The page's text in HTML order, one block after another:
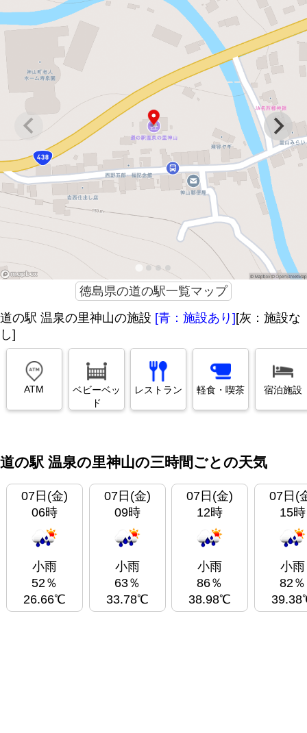
徳島県の道の駅一覧マップ
道の駅 温泉の里神山の施設 [青：施設あり][灰：施設な
し]
ATM
ベビーベッ
ド
レストラン 軽食・喫茶 宿泊施設
道の駅 温泉の里神山の三時間ごとの天気
07日(金)
06時
小雨
52％
26.66℃
07日(金)
09時
小雨
63％
33.78℃
07日(金)
12時
小雨
86％
38.98℃
07日(
15時
小雨
82％